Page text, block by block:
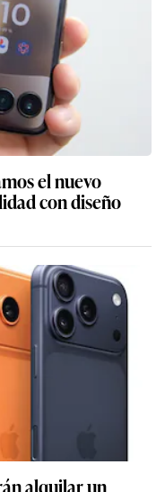
el nuevo
con diseño
alquilar un